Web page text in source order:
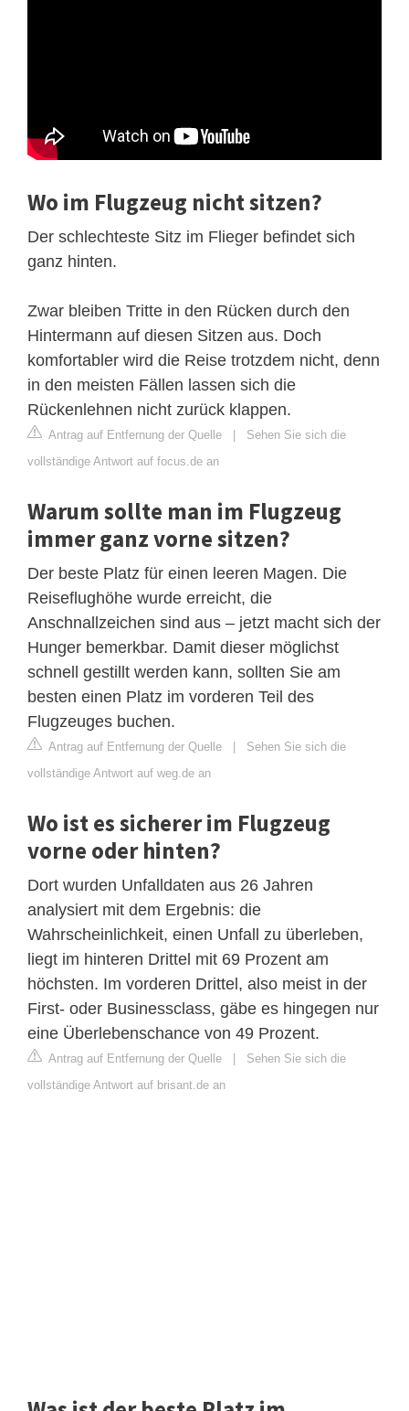
Wo im Flugzeug nicht sitzen?
Der schlechteste Sitz im Flieger befindet sich
ganz hinten.
Zwar bleiben Tritte in den Rücken durch den
Hintermann auf diesen Sitzen aus. Doch
komfortabler wird die Reise trotzdem nicht, denn
in den meisten Fällen lassen sich die
Rückenlehnen nicht zurück klappen.
Antrag auf Entfernung der Quelle | Sehen Sie sich die
vollständige Antwort auf focus.de an
Warum sollte man im Flugzeug
immer ganz vorne sitzen?
Der beste Platz für einen leeren Magen. Die
Reiseflughöhe wurde erreicht, die
Anschnallzeichen sind aus – jetzt macht sich der
Hunger bemerkbar. Damit dieser möglichst
schnell gestillt werden kann, sollten Sie am
besten einen Platz im vorderen Teil des
Flugzeuges buchen.
Antrag auf Entfernung der Quelle | Sehen Sie sich die
vollständige Antwort auf weg.de an
Wo ist es sicherer im Flugzeug
vorne oder hinten?
Dort wurden Unfalldaten aus 26 Jahren
analysiert mit dem Ergebnis: die
Wahrscheinlichkeit, einen Unfall zu überleben,
liegt im hinteren Drittel mit 69 Prozent am
höchsten. Im vorderen Drittel, also meist in der
First- oder Businessclass, gäbe es hingegen nur
eine Überlebenschance von 49 Prozent.
Antrag auf Entfernung der Quelle | Sehen Sie sich die
vollständige Antwort auf brisant.de an